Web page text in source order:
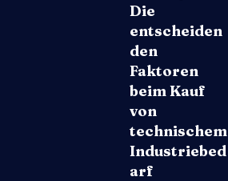
Die
entscheiden
den
Faktoren
beim Kauf
von
technischem
Industriebed
arf